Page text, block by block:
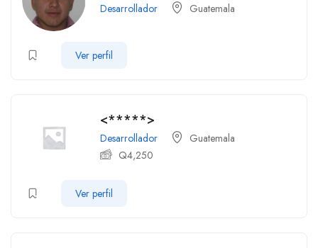
Desarrollador Guatemala
Ver perfil
<*****>
Desarrollador
Guatemala
Q4,250
Ver perfil